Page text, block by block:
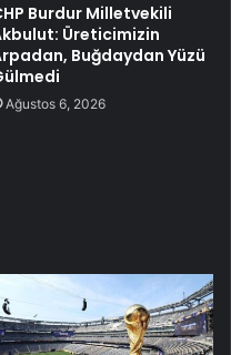
Burdur Milletvekili
Üreticimizin
Buğdaydan Yüzü
Ağustos 6, 2026